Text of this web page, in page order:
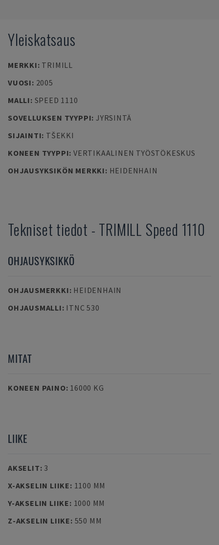
Yleiskatsaus
MERKKI: TRIMILL
VUOSI: 2005
MALLI: SPEED 1110
SOVELLUKSEN TYYPPI: JYRSINTÄ
SIJAINTI: TŠEKKI
KONEEN TYYPPI: VERTIKAALINEN TYÖSTÖKESKUS
OHJAUSYKSIKÖN MERKKI: HEIDENHAIN
Tekniset tiedot - TRIMILL Speed 1110
OHJAUSYKSIKKÖ
OHJAUSMERKKI: HEIDENHAIN
OHJAUSMALLI: ITNC 530
MITAT
KONEEN PAINO: 16000 KG
LIIKE
AKSELIT: 3
X-AKSELIN LIIKE: 1100 MM
Y-AKSELIN LIIKE: 1000 MM
Z-AKSELIN LIIKE: 550 MM